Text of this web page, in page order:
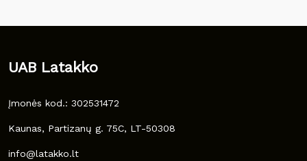
UAB Latakko
Įmonės kod.: 302531472
Kaunas, Partizanų g. 75C, LT-50308
info@latakko.lt